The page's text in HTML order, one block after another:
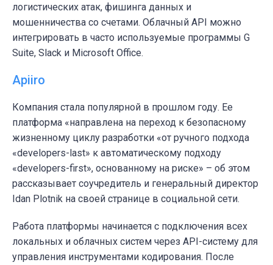
логистических атак, фишинга данных и
мошенничества со счетами. Облачный API можно
интегрировать в часто используемые программы G
Suite, Slack и Microsoft Office.
Apiiro
Компания стала популярной в прошлом году. Ее
платформа «направлена на переход к безопасному
жизненному циклу разработки «от ручного подхода
«developers-last» к автоматическому подходу
«developers-first», основанному на риске» – об этом
рассказывает соучредитель и генеральный директор
Idan Plotnik на своей странице в социальной сети.
Работа платформы начинается с подключения всех
локальных и облачных систем через API-систему для
управления инструментами кодирования. После